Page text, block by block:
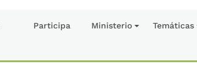
Participa Ministerio Temáticas